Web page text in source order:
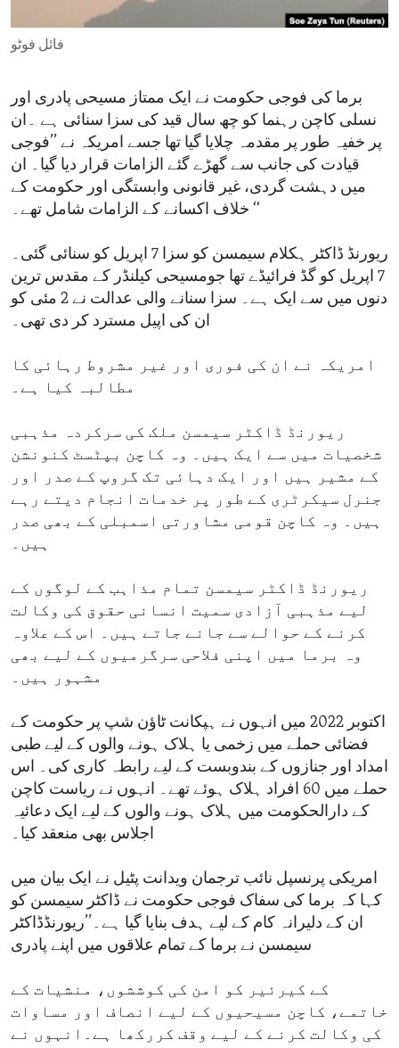
ENVIRONMENT AND HEALTH
IDEALS AND INSTITUTIONS
فائل فوٹو
برما کی فوجی حکومت نے ایک ممتاز مسیحی پادری اور
نسلی کاچن رہنما کو چھ سال قید کی سزا سنائی ہے ۔ان
پر خفیہ طور پر مقدمہ چلایا گیا تھا جسے امریکہ نے ’’فوجی
قیادت کی جانب سے گھڑے گئے الزامات قرار دیا گیا۔ ان
میں دہشت گردی، غیر قانونی وابستگی اور حکومت کے
خلاف اکسانے کے الزامات شامل تھے۔ ‘‘
ریورنڈ ڈاکٹر ہکلام سیمسن کو سزا 7 اپریل کو سنائی گئی۔
7 اپریل کو گڈ فرائیڈے تھا جومسیحی کیلنڈر کے مقدس ترین
دنوں میں سے ایک ہے۔ سزا سنانے والی عدالت نے 2 مئی کو
ان کی اپیل مسترد کر دی تھی۔
امریکہ نے ان کی فوری اور غیر مشروط رہائی کا
مطالبہ کیا ہے۔
ریورنڈ ڈاکٹر سیمسن ملک کی سرکردہ مذہبی
شخصیات میں سے ایک ہیں۔ وہ کاچن بپٹسٹ کنونشن
کے مشیر ہیں اور ایک دہائی تک گروپ کے صدر اور
جنرل سیکرٹری کے طور پر خدمات انجام دیتے رہے
ہیں۔ وہ کاچن قومی مشاورتی اسمبلی کے بھی صدر
ہیں۔
ریورنڈ ڈاکٹر سیمسن تمام مذاہب کے لوگوں کے
لیے مذہبی آزادی سمیت انسانی حقوق کی وکالت
کرنے کے حوالے سے جانے جاتے ہیں۔ اس کے علاوہ
وہ برما میں اپنی فلاحی سرگرمیوں کے لیے بھی
مشہور ہیں۔
اکتوبر 2022 میں انہوں نے ہپکانت ٹاؤن شپ پر حکومت کے
فضائی حملے میں زخمی یا ہلاک ہونے والوں کے لیے طبی
امداد اور جنازوں کے بندوبست کے لیے رابطہ کاری کی۔ اس
حملے میں 60 افراد ہلاک ہوئے تھے۔ انہوں نے ریاست کاچن
کے دارالحکومت میں ہلاک ہونے والوں کے لیے ایک دعائیہ
اجلاس بھی منعقد کیا۔
امریکی پرنسپل نائب ترجمان ویدانت پٹیل نے ایک بیان میں
کہا کہ برما کی سفاک فوجی حکومت نے ڈاکٹر سیمسن کو
ان کے دلیرانہ کام کے لیے ہدف بنایا گیا ہے۔’’ریورنڈڈاکٹر
سیمسن نے برما کے تمام علاقوں میں اپنے پادری
کے کیرئیر کو امن کی کوششوں، منشیات کے
خاتمے، کاچن مسیحیوں کے لیے انصاف اور مساوات
کی وکالت کرنے کے لیے وقف کررکھا ہے۔انہوں نے